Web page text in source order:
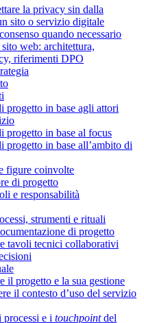
la privacy sin dalla
sito o servizio digitale
quando necessario
web: architettura,
riferimenti DPO
progetto in base agli attori
progetto in base al focus
progetto in base all’ambito di
figure coinvolte
di progetto
e responsabilità
strumenti e rituali
di progetto
tavoli tecnici collaborativi
il progetto e la sua gestione
il contesto d’uso del servizio
processi e i touchpointdel